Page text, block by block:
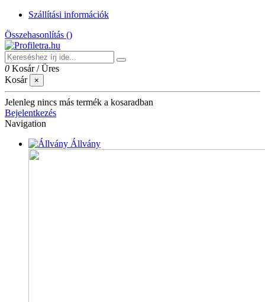
Szállítási információk
Összehasonlítás ()
0 Kosár /Üres
Kosár
×
Jelenleg nincs más termék a kosaradban
Bejelentkezés
Navigation
Állvány